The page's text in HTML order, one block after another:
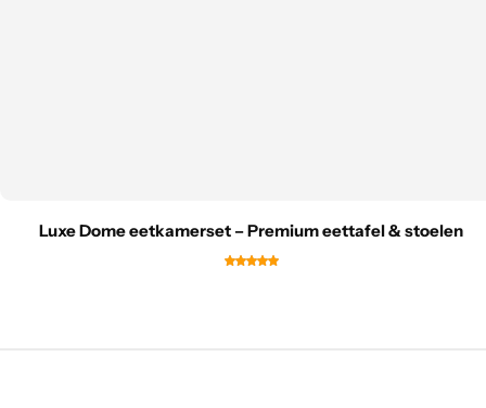
Luxe Dome eetkamerset – Premium eettafel & stoelen